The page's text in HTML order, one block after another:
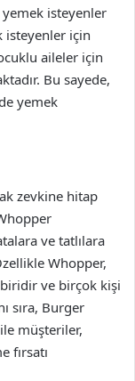
isteyenler
isteyenler için
aileler için
Bu sayede,
yemek
zevkine hitap
ve tatlılara
Whopper,
ve birçok kişi
sıra, Burger
müşteriler,
fırsatı